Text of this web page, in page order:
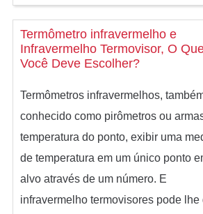
Termômetro infravermelho e
Infravermelho Termovisor, O
Você Deve Escolher?
Termômetros infravermelhos,
conhecido como pirômetros ou
temperatura do ponto, exibir uma
de temperatura em um único ponto
alvo através de um número. E
infravermelho termovisores pode lhe